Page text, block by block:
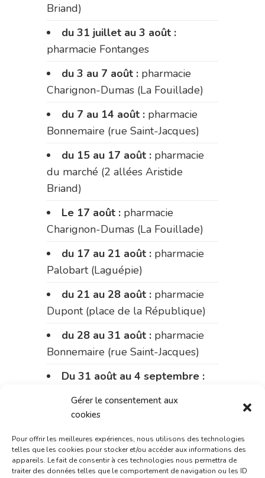
Gérer le consentement aux
cookies
Pour offrir les meilleures expériences, nous utilisons des technologies
telles que les cookies pour stocker et/ou accéder aux informations des
appareils. Le fait de consentir à ces technologies nous permettra de
traiter des données telles que le comportement de navigation ou les ID
Briand)
du 31 juillet au 3 août :
pharmacie Fontanges
du 3 au 7 août : pharmacie
Charignon-Dumas (La Fouillade)
du 7 au 14 août : pharmacie
Bonnemaire (rue Saint-Jacques)
du 15 au 17 août : pharmacie
du marché (2 allées Aristide
Briand)
Le 17 août : pharmacie
Charignon-Dumas (La Fouillade)
du 17 au 21 août : pharmacie
Palobart (Laguépie)
du 21 au 28 août : pharmacie
Dupont (place de la République)
du 28 au 31 août : pharmacie
Bonnemaire (rue Saint-Jacques)
Du 31 août au 4 septembre :
pharmacie Charignon-Dumas (La
Fouillade)
du 4 au 11 septembre :
pharmacie Carnus (rue Marcellin-
Fabre)